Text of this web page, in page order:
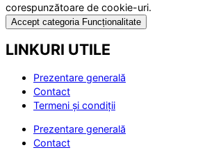
corespunzătoare de cookie-uri.
Accept categoria Funcționalitate
LINKURI UTILE
Prezentare generală
Contact
Termeni și condiții
Prezentare generală
Contact